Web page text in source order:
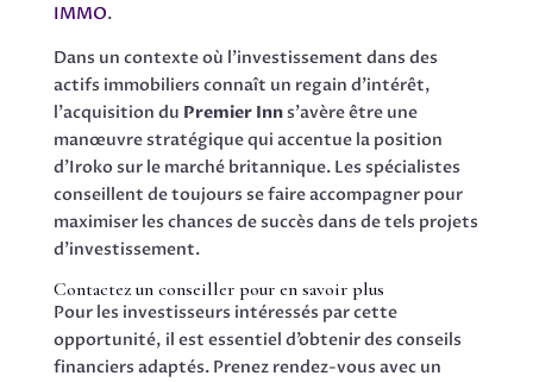
IMMO.
Dans un contexte où l’investissement dans des
actifs immobiliers connaît un regain d’intérêt,
l’acquisition du Premier Inns’avère être une
manœuvre stratégique qui accentue la position
d’Iroko sur le marché britannique. Les spécialistes
conseillent de toujours se faire accompagner pour
maximiser les chances de succès dans de tels projets
d’investissement.
Contactez un conseiller pour en savoir plus
Pour les investisseurs intéressés par cette
opportunité, il est essentiel d’obtenir des conseils
financiers adaptés. Prenez rendez-vous avec un